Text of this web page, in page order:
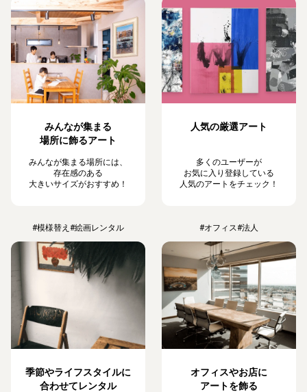
みんなが集まる
場所に飾るアート
みんなが集まる場所には、
存在感のある
大きいサイズがおすすめ！
人気の厳選アート
多くのユーザーが
お気に入り登録している
人気のアートをチェック！
#模様替え #絵画レンタル
季節やライフスタイルに
合わせてレンタル
#オフィス#法人
オフィスやお店に
アートを飾る